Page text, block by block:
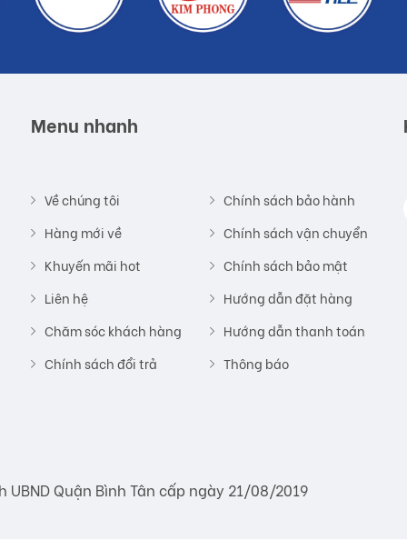
Menu nhanh
Về chúng tôi
Hàng mới về
Khuyến mãi hot
Liên hệ
Chăm sóc khách hàng
Chính sách đổi trả
Chính sách bảo hành
Chính sách vận chuyển
Chính sách bảo mật
Hướng dẫn đặt hàng
Hướng dẫn thanh toán
Thông báo
UBND Quận Bình Tân cấp ngày 21/08/2019